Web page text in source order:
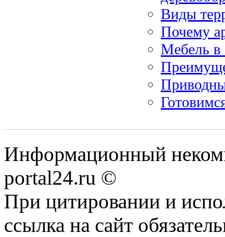
Виды
Почему
Мебель в
Информационный
portal24.ru ©
При цитировании и
ссылка на сайт